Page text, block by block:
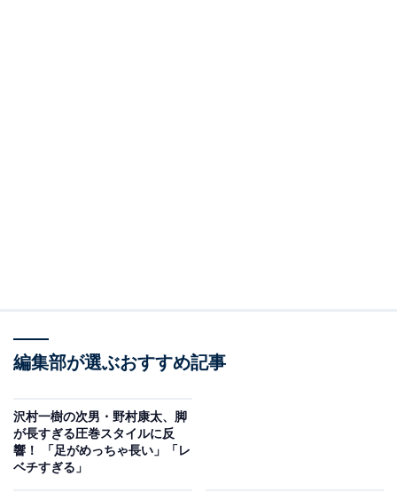
編集部が選ぶおすすめ記事
沢村一樹の次男・野村康太、脚
が長すぎる圧巻スタイルに反
響！ 「足がめっちゃ長い」「レ
ベチすぎる」